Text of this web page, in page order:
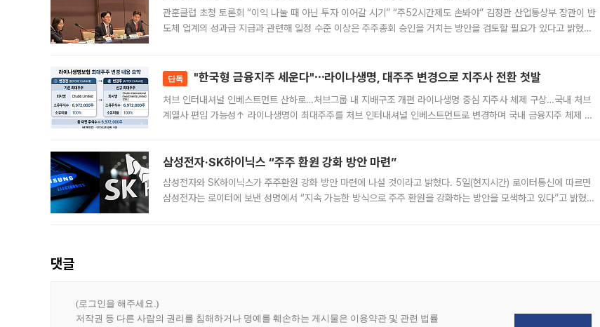
관훈클럽 초청 토론회 “이익 나눌 때 아닌 투자 이어갈 시기” “주52시간제도 손봐야” 김정관 산업통상부 장관이 반
도체 업계의 성과급 지급과 관련해 일정 수준 이상은 주주총회 승인을 거치는 방안을 검토할 필요가 있다고 밝혔다.
단독 "한국형 금융지주 세운다"⋯라이나생명, 대주주 변경으로 지주사 전환 첫발
처브 인터내셔널 인베스트먼트 산하로…처브그룹 내 지배구조 개편 라이나생명 중심 지주사 체제 구상…국내 처브
계열사 편입 가능성↑ 라이나생명이 최대주주를 처브 인터내셔널 인베스트먼트로 변경하며 국내 금융지주 체제 구
삼성전자·SK하이닉스 “주주 환원 강화 방안 마련”
삼성전자와 SK하이닉스가 주주환원 강화 방안 마련에 나설 것이라고 밝혔다. 5일(현지시간) 로이터통신에 따르면
삼성전자는 로이터에 보낸 성명에서 “지속 가능한 방식으로 주주 환원을 강화하는 방안을 모색하고 있다”고 밝혔다.
댓글